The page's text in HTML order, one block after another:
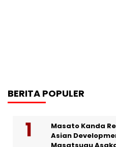
BERITA POPULER
Masato Kanda
Asian